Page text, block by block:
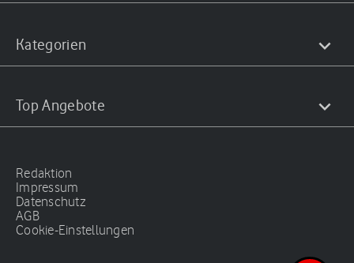
Kategorien
Top Angebote
Redaktion
Impressum
Datenschutz
AGB
Cookie-Einstellungen